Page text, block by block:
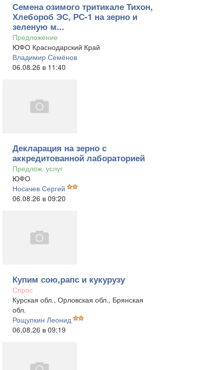
Семена озимого тритикале Тихон,
Хлебороб ЭС, РС-1 на зерно и
зеленую м...
Предложение
ЮФО Краснодарский Край
Владимир Семёнов
06.08.26 в 11:40
Декларация на зерно с
аккредитованной лабораторией
Предлож. услуг
ЮФО
Носачев Сергей
06.08.26 в 09:20
Купим сою,рапс и кукурузу
Спрос
Курская обл., Орловская обл., Брянская
обл.
Рощупкин Леонид
06.08.26 в 09:19